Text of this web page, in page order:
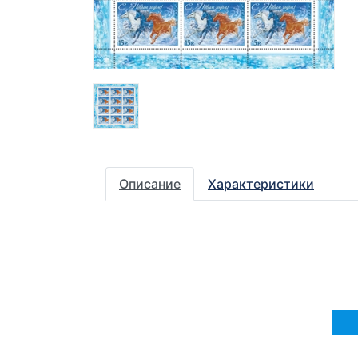
Описание Характеристики